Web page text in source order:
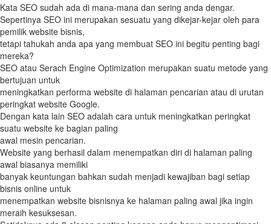
Kata SEO sudah ada di mana-mana dan sering anda dengar.
Sepertinya SEO ini merupakan sesuatu yang dikejar-kejar oleh para
pemilik website bisnis,
tetapi tahukah anda apa yang membuat SEO ini begitu penting bagi
mereka?
SEO atau Serach Engine Optimization merupakan suatu metode yang
bertujuan untuk
meningkatkan performa website di halaman pencarian atau di urutan
peringkat website Google.
Dengan kata lain SEO adalah cara untuk meningkatkan peringkat
suatu website ke bagian paling
awal mesin pencarian.
Website yang berhasil dalam menempatkan diri di halaman paling
awal biasanya memiliki
banyak keuntungan bahkan sudah menjadi kewajiban bagi setiap
bisnis online untuk
menempatkan website bisnisnya ke halaman paling awal jika ingin
meraih kesuksesan.